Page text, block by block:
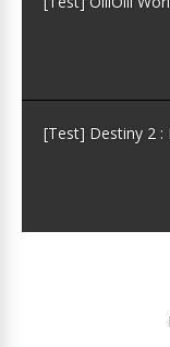
[Test] Destiny 2 :